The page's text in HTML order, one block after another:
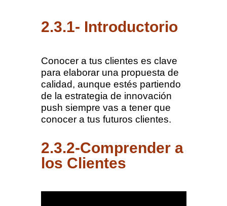
2.3.1- Introductorio
Conocer a tus clientes es clave
para elaborar una propuesta de
calidad, aunque estés partiendo
de la estrategia de innovación
push siempre vas a tener que
conocer a tus futuros clientes.
2.3.2-Comprender a
los Clientes